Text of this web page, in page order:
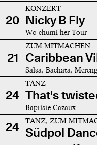
20
KONZERT
Nicky B Fly
Wo chumi her Tour
21
ZUM MITMACHEN
Caribbean
Salsa, Bachata,
24
TANZ
That's
Baptiste Cazaux
24 TANZ, ZUM
Südpol